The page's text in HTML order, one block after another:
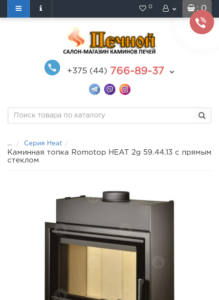
: 0
0
+375 (44) 766-89-37
... Серия Heat
Каминная топка Romotop HEAT 2g 59.44.13 с прямым
стеклом